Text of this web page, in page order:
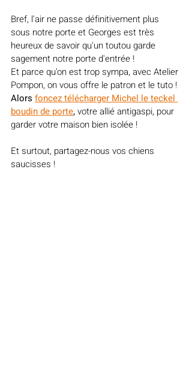
Bref, l'air ne passe définitivement plus
sous notre porte et Georges est très
heureux de savoir qu'un toutou garde
sagement notre porte d'entrée !
Et parce qu'on est trop sympa, avec Atelier
Pompon, on vous offre le patron et le tuto !
Alors foncez télécharger Michel le teckel
boudin de porte, votre allié antigaspi, pour
garder votre maison bien isolée !
Et surtout, partagez-nous vos chiens
saucisses !